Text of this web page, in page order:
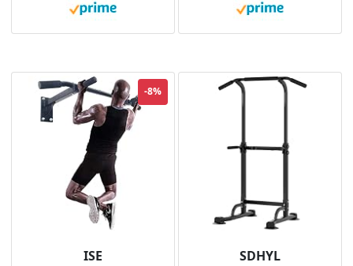
dorsales, hombros.
Negra. Calidad.
Puerta Bloqueo Auto
para Gimnasio en
Físico
-8%
ISE
SDHYL